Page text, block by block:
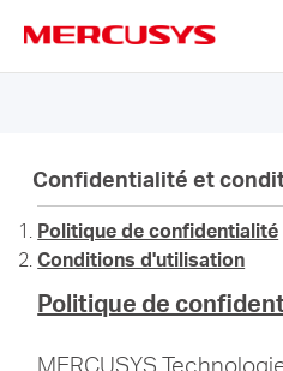
Support
Confidentialité et
Politique de confidentialité
Conditions d'utilisation
Politique de
MERCUSYS